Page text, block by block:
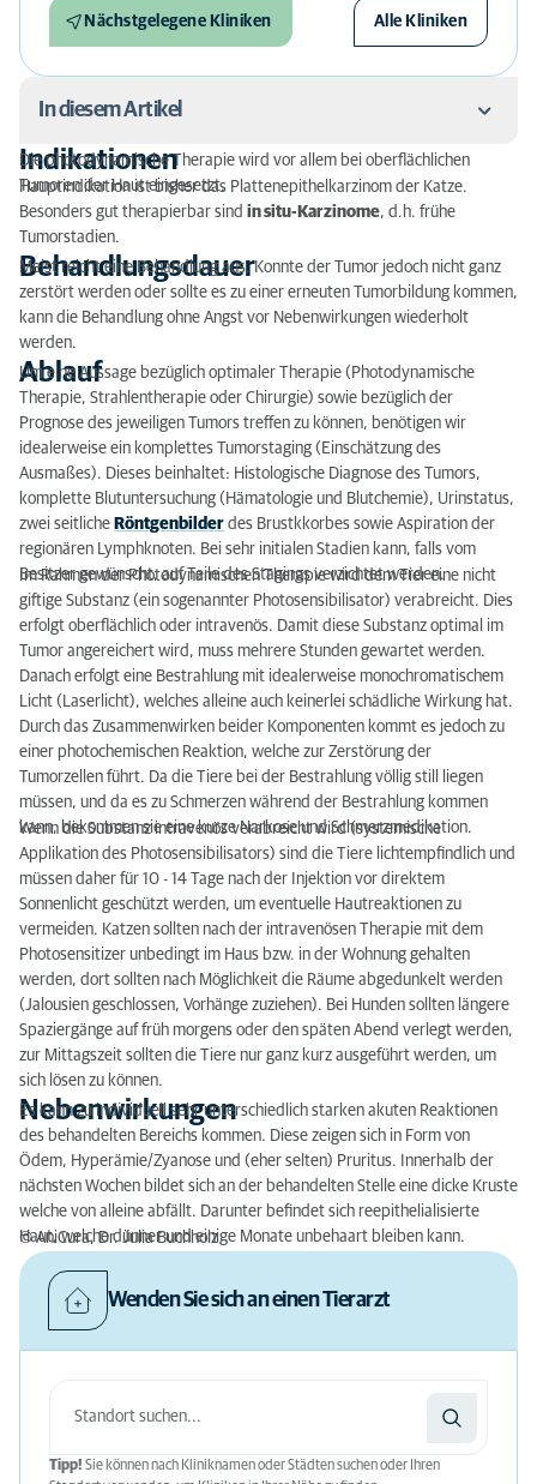
Nächstgelegene Kliniken Alle Kliniken
In diesem Artikel
Indikationen
Behandlungsdauer
Ablauf
Nebenwirkungen
Indikationen
Die photodynamische Therapie wird vor allem bei oberflächlichen
Tumoren der Haut eingesetzt.
Hauptindikation ist bisher das Plattenepithelkarzinom der Katze.
Besonders gut therapierbar sind in situ-Karzinome, d.h. frühe
Tumorstadien.
Behandlungsdauer
Meist reicht eine Behandlung aus. Konnte der Tumor jedoch nicht ganz
zerstört werden oder sollte es zu einer erneuten Tumorbildung kommen,
kann die Behandlung ohne Angst vor Nebenwirkungen wiederholt
werden.
Ablauf
Um eine Aussage bezüglich optimaler Therapie (Photodynamische
Therapie, Strahlentherapie oder Chirurgie) sowie bezüglich der
Prognose des jeweiligen Tumors treffen zu können, benötigen wir
idealerweise ein komplettes Tumorstaging (Einschätzung des
Ausmaßes). Dieses beinhaltet: Histologische Diagnose des Tumors,
komplette Blutuntersuchung (Hämatologie und Blutchemie), Urinstatus,
zwei seitliche Röntgenbilder des Brustkkorbes sowie Aspiration der
regionären Lymphknoten. Bei sehr initialen Stadien kann, falls vom
Besitzer gewünscht, auf Teile des Stagings verzichtet werden.
Im Rahmen der Photodynamischen Therapie wird dem Tier eine nicht
giftige Substanz (ein sogenannter Photosensibilisator) verabreicht. Dies
erfolgt oberflächlich oder intravenös. Damit diese Substanz optimal im
Tumor angereichert wird, muss mehrere Stunden gewartet werden.
Danach erfolgt eine Bestrahlung mit idealerweise monochromatischem
Licht (Laserlicht), welches alleine auch keinerlei schädliche Wirkung hat.
Durch das Zusammenwirken beider Komponenten kommt es jedoch zu
einer photochemischen Reaktion, welche zur Zerstörung der
Tumorzellen führt. Da die Tiere bei der Bestrahlung völlig still liegen
müssen, und da es zu Schmerzen während der Bestrahlung kommen
kann, bekommen sie eine kurze Narkose und Schmerzmedikation.
Wenn die Substanz intravenös verabreicht wird (systemische
Applikation des Photosensibilisators) sind die Tiere lichtempfindlich und
müssen daher für 10 - 14 Tage nach der Injektion vor direktem
Sonnenlicht geschützt werden, um eventuelle Hautreaktionen zu
vermeiden. Katzen sollten nach der intravenösen Therapie mit dem
Photosensitizer unbedingt im Haus bzw. in der Wohnung gehalten
werden, dort sollten nach Möglichkeit die Räume abgedunkelt werden
(Jalousien geschlossen, Vorhänge zuziehen). Bei Hunden sollten längere
Spaziergänge auf früh morgens oder den späten Abend verlegt werden,
zur Mittagszeit sollten die Tiere nur ganz kurz ausgeführt werden, um
sich lösen zu können.
Nebenwirkungen
Es kann zu individuell sehr unterschiedlich starken akuten Reaktionen
des behandelten Bereichs kommen. Diese zeigen sich in Form von
Ödem, Hyperämie/Zyanose und (eher selten) Pruritus. Innerhalb der
nächsten Wochen bildet sich an der behandelten Stelle eine dicke Kruste
welche von alleine abfällt. Darunter befindet sich reepithelialisierte
Haut, welche dünner und einige Monate unbehaart bleiben kann.
© AniCura, Dr. Julia Buchholz
Wenden Sie sich an einen Tierarzt
Tipp! Sie können nach Kliniknamen oder Städten suchen oder Ihren